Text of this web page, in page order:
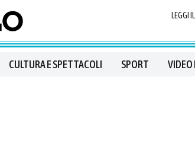
LEGGI
CULTURA E SPETTACOLI SPORT VIDEO